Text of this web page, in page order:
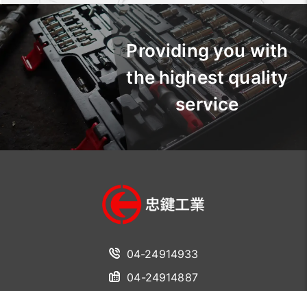
04-24914933
04-24914887
Providing you with
the highest quality
service